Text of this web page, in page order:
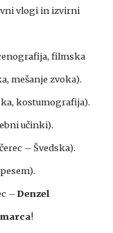
vlogi in izvirni
filmska
mešanje zvoka).
kostumografija).
učinki).
– Švedska).
– Denzel
marca!